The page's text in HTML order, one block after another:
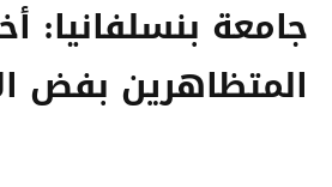
جامعة بنسلفانيا:
المتظاهرين بفض